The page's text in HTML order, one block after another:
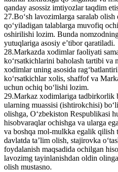
qanday asossiz imtiyozlar taqdim
27.Bo‘sh lavozimlarga saralab
qo‘yiladigan talablarga muvofiq
oshirilishi lozim. Bunda
yutuqlariga asosiy e’tibor qaratiladi.
28.Markazda xodimlar faoliyati
ko‘rsatkichlarini baholash tartibi va
xodimlar uning asosida
ko‘rsatkichlar xolis, shaffof va
uchun ochiq bo‘lishi lozim.
29.Markaz xodimlariga tadbirkorlik
ularning muassisi (ishtirokchisi)
olishga, O‘zbekiston Respublikasi
hisobvaraqlar ochishga va ularga
va boshqa mol-mulkka egalik qilish
davlatda ta’lim olish, stajirovka
foydalanish maqsadida ochilgan
lavozimg tayinlanishdan oldin
olish mustasno.